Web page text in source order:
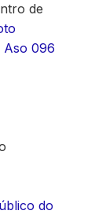
de
Aso 096
do